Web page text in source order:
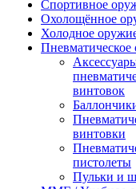
Спортивное
Охолощённое
Холодное
Пневматическое
винтовок
винтовки
пистолеты
Пульки и